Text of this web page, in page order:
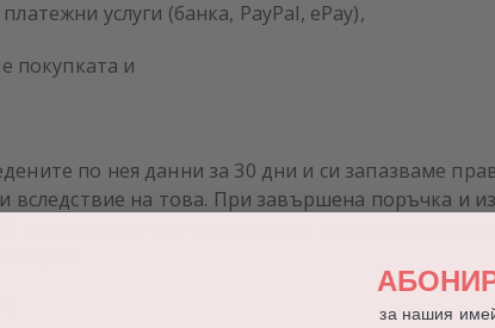
услуги (банка, PayPal, ePay),
покупката и
по нея данни за 30 дни и си запазваме
вследствие на това. При завършена поръчка и
съхраняваме всички данни по
срок.
за нашия